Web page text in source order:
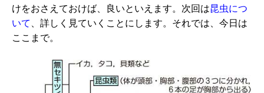
けをおさえておけば、良いといえます。次回は昆虫につ
いて
、詳しく見ていくことにします。それでは、今日は
ここまで。